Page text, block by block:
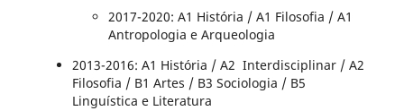
2017-2020: A1 História / A1 Filosofia / A1
Antropologia e Arqueologia
2013-2016: A1 História / A2 Interdisciplinar / A2
Filosofia / B1 Artes / B3 Sociologia / B5
Linguística e Literatura